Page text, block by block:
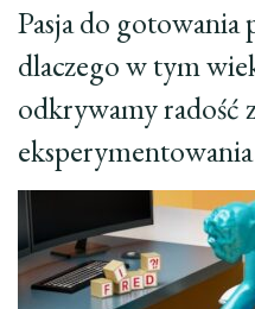
Pasja do gotowania
dlaczego w tym
odkrywamy radość